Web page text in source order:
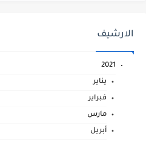
الارشيف
2021
يناير
فبراير
مارس
أبريل